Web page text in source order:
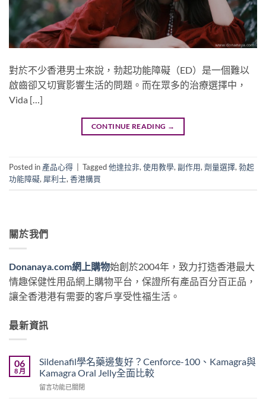
對於不少香港男士來說，勃起功能障礙（ED）是一個難以
啟齒卻又切實影響生活的問題。而在眾多的治療選擇中，
Vida […]
CONTINUE READING →
Posted in 產品心得 Tagged他達拉非,使用教學,副作用,劑量選擇,勃起
功能障礙, 犀利士,香港購買
關於我們
Donanaya.com網上購物始創於2004年，致力打造香港最大
情趣保健性用品網上購物平台，保證所有產品百分百正品，
讓全香港港有需要的客戶享受性福生活。
最新資訊
06
8 月
Sildenafil學名藥邊隻好？Cenforce-100、Kamagra與
Kamagra Oral Jelly全面比較
在
留言功能已關閉